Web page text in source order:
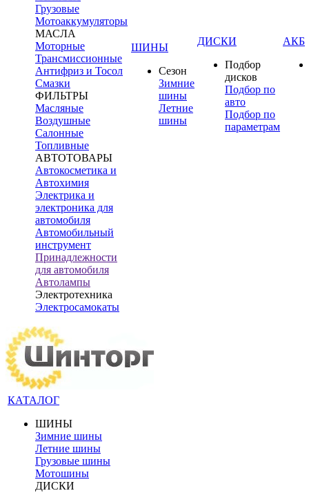
Грузовые
Мотоаккумуляторы
МАСЛА
Моторные
Трансмиссионные
Антифриз и Тосол
Смазки
ФИЛЬТРЫ
Масляные
Воздушные
Салонные
Топливные
АВТОТОВАРЫ
Автокосметика и
Автохимия
Электрика и
электроника для
автомобиля
Автомобильный
инструмент
Принадлежности
для автомобиля
Автолампы
Электротехника
Электросамокаты
ШИНЫ
Сезон
Зимние
шины
Летние
шины
ДИСКИ
Подбор
дисков
Подбор по
авто
Подбор по
параметрам
АКБ
КАТАЛОГ
ШИНЫ
Зимние шины
Летние шины
Грузовые шины
Мотошины
ДИСКИ